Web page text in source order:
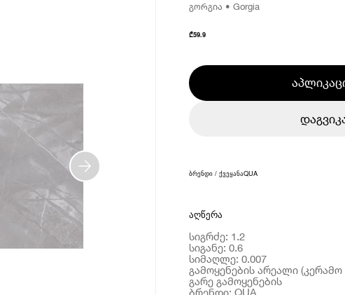
გორგია • Gorgia
₾59.9
ბრენდი / ქვეყანაQUA
აღწერა
სიგრძე: 1.2
სიგანე: 0.6
სიმაღლე: 0.007
გამოყენების არეალი
გარე გამოყენების
ბრენდი: QUA